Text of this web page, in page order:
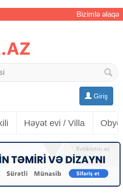
Bizimlə əlaqə
Giriş
Həyət evi / Villa